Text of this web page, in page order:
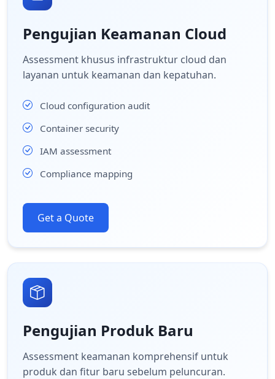
Pengujian Keamanan Cloud
Assessment khusus infrastruktur cloud dan
layanan untuk keamanan dan kepatuhan.
Cloud configuration audit
Container security
IAM assessment
Compliance mapping
Get a Quote
Pengujian Produk Baru
Assessment keamanan komprehensif untuk
produk dan fitur baru sebelum peluncuran.